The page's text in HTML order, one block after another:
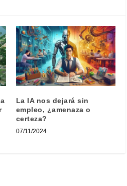
La IA nos dejará sin
empleo, ¿amenaza o
certeza?
07/11/2024